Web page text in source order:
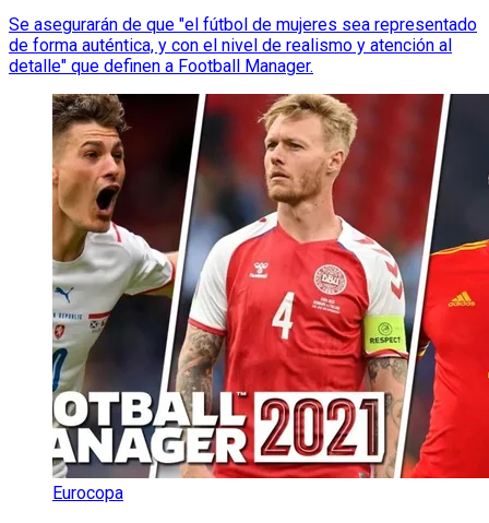
Se asegurarán de que "el fútbol de mujeres sea representado
de forma auténtica, y con el nivel de realismo y atención al
detalle" que definen a Football Manager.
Eurocopa